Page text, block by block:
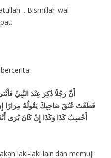
.. Bismillah wal
أَنَّ رَجُلًا ذُكِرَ عِنْدَ النَّبِيِّ
قَطَعْتَ عُنُقَ صَاحِبِكَ يَقُولُهُ مِرَارًا
أَحْسِبُ كَذَا وَكَذَا إِنْ كَانَ يُرَى
laki-laki lain dan memuji